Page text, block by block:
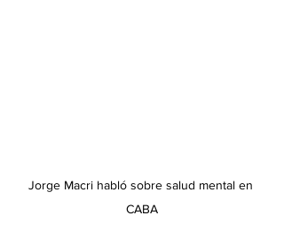
Jorge Macri habló sobre salud mental en
CABA